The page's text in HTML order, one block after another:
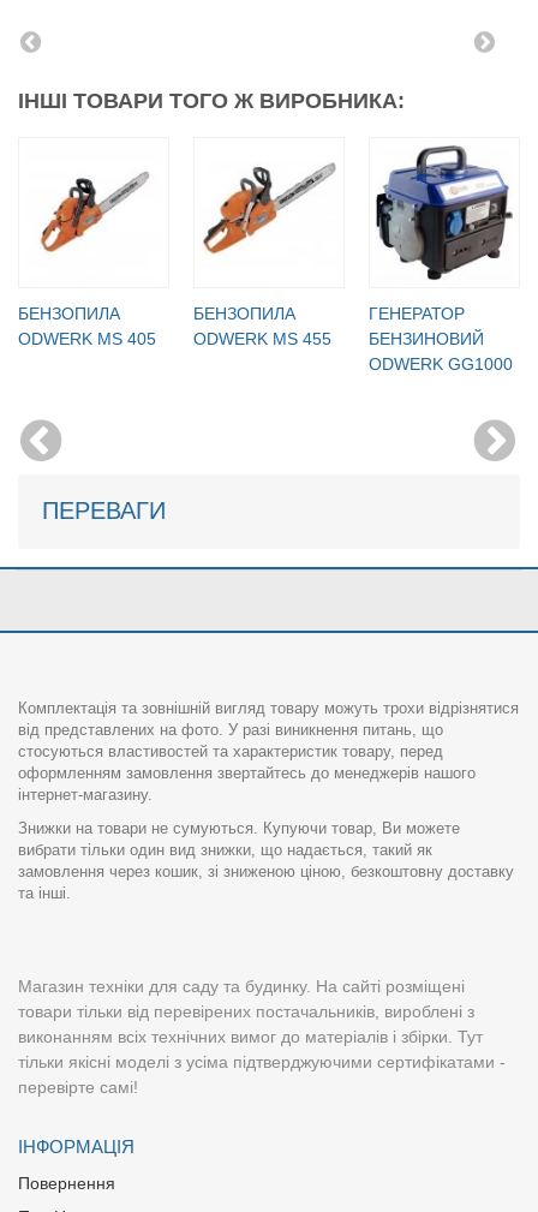
ІНШІ ТОВАРИ ТОГО Ж ВИРОБНИКА:
БЕНЗОПИЛА
ODWERK MS 405
БЕНЗОПИЛА
ODWERK MS 455
ГЕНЕРАТОР
БЕНЗИНОВИЙ
ODWERK GG1000
ПЕРЕВАГИ
Комплектація та зовнішній вигляд товару можуть трохи відрізнятися
від представлених на фото. У разі виникнення питань, що
стосуються властивостей та характеристик товару, перед
оформленням замовлення звертайтесь до менеджерів нашого
інтернет-магазину.
Знижки на товари не сумуються. Купуючи товар, Ви можете
вибрати тільки один вид знижки, що надається, такий як
замовлення через кошик, зі зниженою ціною, безкоштовну доставку
та інші.
Магазин техніки для саду та будинку. На сайті розміщені
товари тільки від перевірених постачальників, вироблені з
виконанням всіх технічних вимог до матеріалів і збірки. Тут
тільки якісні моделі з усіма підтверджуючими сертифікатами -
перевірте самі!
ІНФОРМАЦІЯ
Повернення